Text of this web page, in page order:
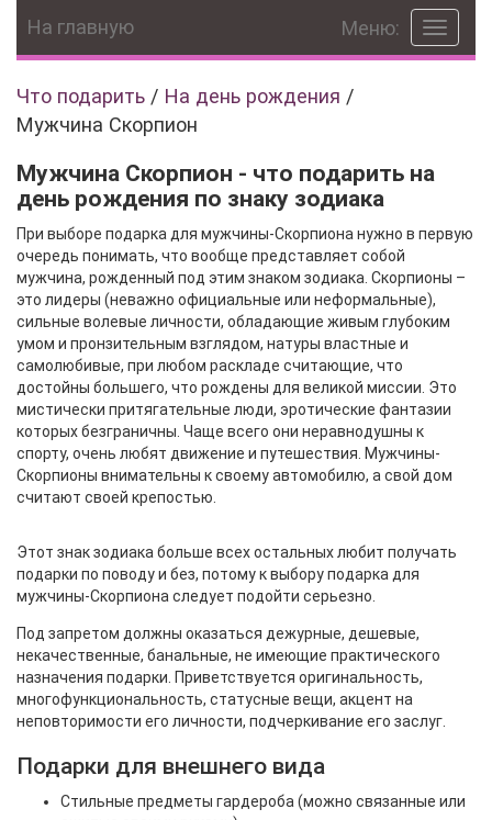
Toggle
На главную Меню:
Что подарить / На день рождения /
Мужчина Скорпион
Мужчина Скорпион - что подарить на
день рождения по знаку зодиака
При выборе подарка для мужчины-Скорпиона нужно в первую
очередь понимать, что вообще представляет собой
мужчина, рожденный под этим знаком зодиака. Скорпионы –
это лидеры (неважно официальные или неформальные),
сильные волевые личности, обладающие живым глубоким
умом и пронзительным взглядом, натуры властные и
самолюбивые, при любом раскладе считающие, что
достойны большего, что рождены для великой миссии. Это
мистически притягательные люди, эротические фантазии
которых безграничны. Чаще всего они неравнодушны к
спорту, очень любят движение и путешествия. Мужчины-
Скорпионы внимательны к своему автомобилю, а свой дом
считают своей крепостью.
Этот знак зодиака больше всех остальных любит получать
подарки по поводу и без, потому к выбору подарка для
мужчины-Скорпиона следует подойти серьезно.
Под запретом должны оказаться дежурные, дешевые,
некачественные, банальные, не имеющие практического
назначения подарки. Приветствуется оригинальность,
многофункциональность, статусные вещи, акцент на
неповторимости его личности, подчеркивание его заслуг.
Подарки для внешнего вида
Стильные предметы гардероба (можно связанные или